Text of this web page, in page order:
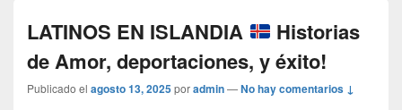
LATINOS EN ISLANDIA
Historias
de Amor, deportaciones, y éxito!
Publicado el agosto 13, 2025poradmin—No hay comentarios ↓